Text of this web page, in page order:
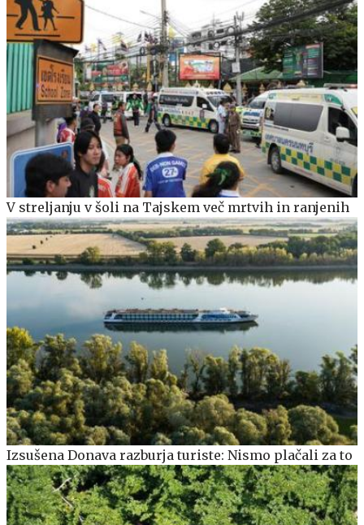
V streljanju v šoli na Tajskem več mrtvih in ranjenih
Izsušena Donava razburja turiste: Nismo plačali za to